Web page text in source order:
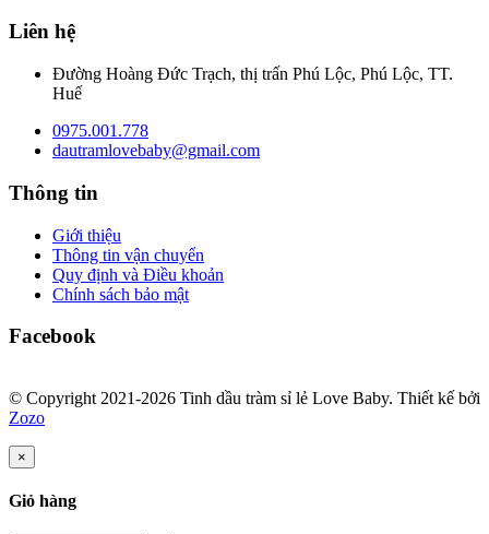
Liên hệ
Đường Hoàng Đức Trạch, thị trấn Phú Lộc, Phú Lộc, TT.
Huế
0975.001.778
dautramlovebaby@gmail.com
Thông tin
Giới thiệu
Thông tin vận chuyển
Quy định và Điều khoản
Chính sách bảo mật
Facebook
© Copyright 2021-2026 Tinh dầu tràm sỉ lẻ Love Baby. Thiết kế bởi
Zozo
×
Giỏ hàng